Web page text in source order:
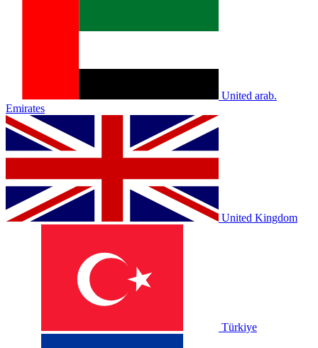
United arab.
Emirates
United Kingdom
Türkiye